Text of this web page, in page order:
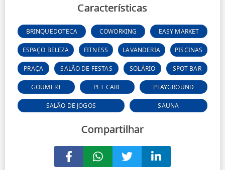
Características
BRINQUEDOTECA COWORKING EASY MARKET
ESPAÇO BELEZA FITNESS LAVANDERIA PISCINAS
PRAÇA SALÃO DE FESTAS SOLÁRIO SPOT BAR
GOUMERT PET CARE PLAYGROUND
SALÃO DE JOGOS SAUNA
Compartilhar